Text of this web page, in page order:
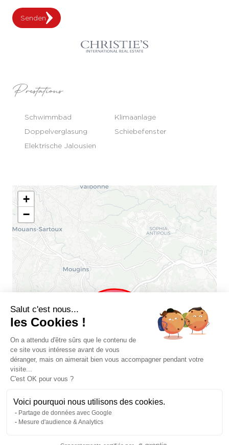
Senden
Prestations
Schwimmbad
Klimaanlage
Doppelverglasung
Schiebefenster
Elektrische Jalousien
+
−
Salut c'est nous...
les Cookies !
On a attendu d'être sûrs que le contenu de
ce site vous intéresse avant de vous
déranger, mais on aimerait bien vous accompagner pendant votre
visite...
C'est OK pour vous ?
Voici pourquoi nous utilisons des cookies.
Partage de données avec Google
Mesure d'audience & Analytics